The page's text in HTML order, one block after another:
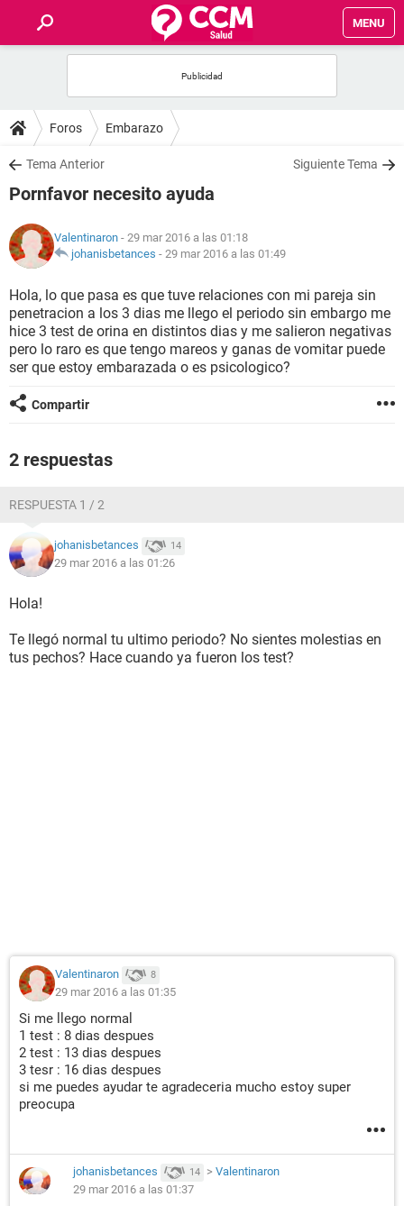
MENU
FOROS
SALUD
NUTRICIÓN
BIENESTAR
SEXUALIDAD
GLOSARIO
Foros Embarazo
Tema Anterior Siguiente Tema
Pornfavor necesito ayuda
Valentinaron - 29 mar 2016 a las 01:18
johanisbetances - 29 mar 2016 a las 01:49
Hola, lo que pasa es que tuve relaciones con mi pareja sin
penetracion a los 3 dias me llego el periodo sin embargo me
hice 3 test de orina en distintos dias y me salieron negativas
pero lo raro es que tengo mareos y ganas de vomitar puede
ser que estoy embarazada o es psicologico?
Compartir
2 respuestas
RESPUESTA 1 / 2
johanisbetances 14
29 mar 2016 a las 01:26
Hola!
Te llegó normal tu ultimo periodo? No sientes molestias en
tus pechos? Hace cuando ya fueron los test?
Valentinaron 8
29 mar 2016 a las 01:35
Si me llego normal
1 test : 8 dias despues
2 test : 13 dias despues
3 tesr : 16 dias despues
si me puedes ayudar te agradeceria mucho estoy super
preocupa
johanisbetances 14 > Valentinaron
29 mar 2016 a las 01:37